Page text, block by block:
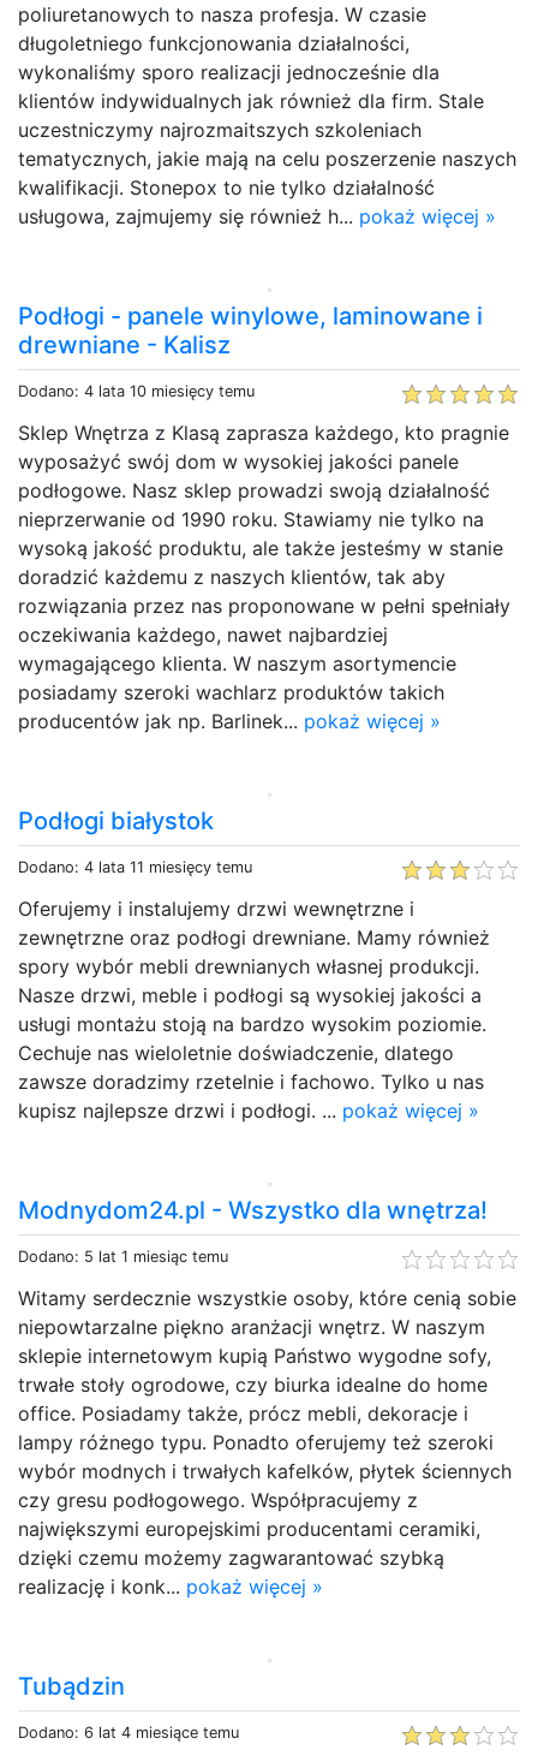
poliuretanowych to nasza profesja. W czasie
długoletniego funkcjonowania działalności,
wykonaliśmy sporo realizacji jednocześnie dla
klientów indywidualnych jak również dla firm. Stale
uczestniczymy najrozmaitszych szkoleniach
tematycznych, jakie mają na celu poszerzenie naszych
kwalifikacji. Stonepox to nie tylko działalność
usługowa, zajmujemy się również h... pokaż więcej »
Podłogi - panele winylowe, laminowane i
drewniane - Kalisz
Dodano: 4 lata 10 miesięcy temu
Sklep Wnętrza z Klasą zaprasza każdego, kto pragnie
wyposażyć swój dom w wysokiej jakości panele
podłogowe. Nasz sklep prowadzi swoją działalność
nieprzerwanie od 1990 roku. Stawiamy nie tylko na
wysoką jakość produktu, ale także jesteśmy w stanie
doradzić każdemu z naszych klientów, tak aby
rozwiązania przez nas proponowane w pełni spełniały
oczekiwania każdego, nawet najbardziej
wymagającego klienta. W naszym asortymencie
posiadamy szeroki wachlarz produktów takich
producentów jak np. Barlinek... pokaż więcej »
Podłogi białystok
Dodano: 4 lata 11 miesięcy temu
Oferujemy i instalujemy drzwi wewnętrzne i
zewnętrzne oraz podłogi drewniane. Mamy również
spory wybór mebli drewnianych własnej produkcji.
Nasze drzwi, meble i podłogi są wysokiej jakości a
usługi montażu stoją na bardzo wysokim poziomie.
Cechuje nas wieloletnie doświadczenie, dlatego
zawsze doradzimy rzetelnie i fachowo. Tylko u nas
kupisz najlepsze drzwi i podłogi. ... pokaż więcej »
Modnydom24.pl - Wszystko dla wnętrza!
Dodano: 5 lat 1 miesiąc temu
Witamy serdecznie wszystkie osoby, które cenią sobie
niepowtarzalne piękno aranżacji wnętrz. W naszym
sklepie internetowym kupią Państwo wygodne sofy,
trwałe stoły ogrodowe, czy biurka idealne do home
office. Posiadamy także, prócz mebli, dekoracje i
lampy różnego typu. Ponadto oferujemy też szeroki
wybór modnych i trwałych kafelków, płytek ściennych
czy gresu podłogowego. Współpracujemy z
największymi europejskimi producentami ceramiki,
dzięki czemu możemy zagwarantować szybką
realizację i konk... pokaż więcej »
Tubądzin
Dodano: 6 lat 4 miesiące temu